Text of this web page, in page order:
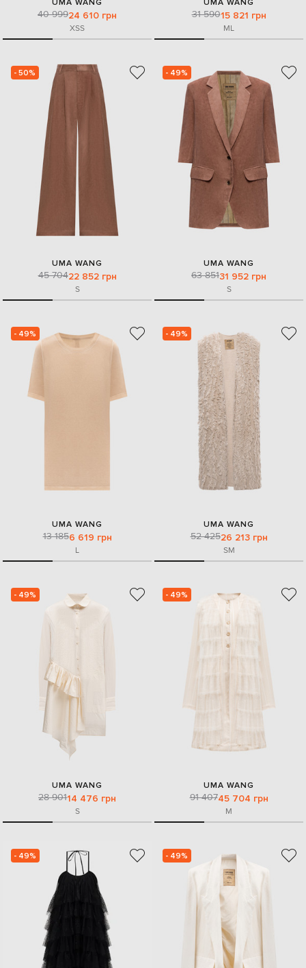
UMA WANG
40 99924 610 грн
XSS
UMA WANG
31 59015 821 грн
ML
- 50%
UMA WANG
45 70422 852 грн
S
- 49%
UMA WANG
63 85131 952 грн
S
- 49%
UMA WANG
13 1856 619 грн
L
- 49%
UMA WANG
52 42526 213 грн
SM
- 49%
UMA WANG
28 90114 476 грн
S
- 49%
UMA WANG
91 40745 704 грн
M
- 49% - 49%